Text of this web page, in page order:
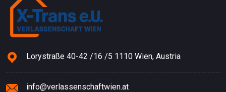
Lorystraße 40-42 /16 /5 1110 Wien, Austria
info@verlassenschaftwien.at